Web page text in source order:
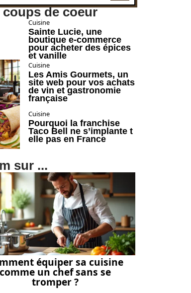
coups de coeur
Cuisine
Sainte Lucie, une
boutique e-commerce
pour acheter des épices
et vanille
Cuisine
Les Amis Gourmets, un
site web pour vos achats
de vin et gastronomie
française
Cuisine
Pourquoi la franchise
Taco Bell ne s’implante t
elle pas en France
sur ...
équiper sa cuisine
comme un chef sans se
tromper ?